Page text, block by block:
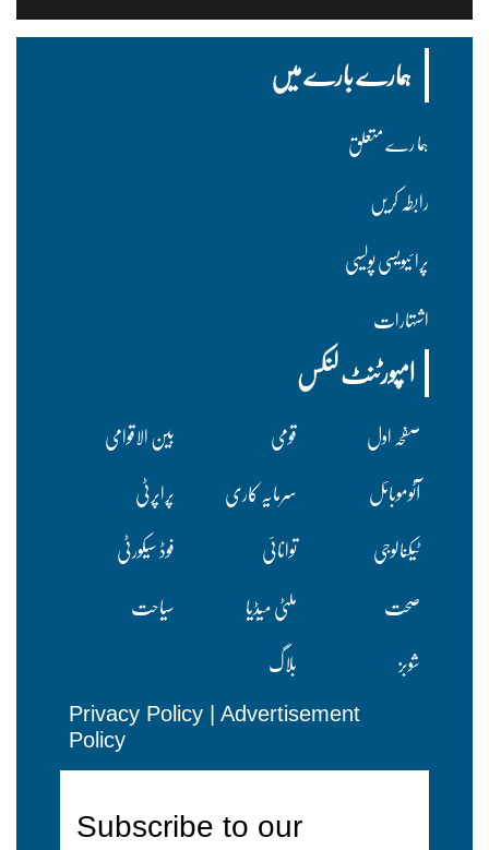
ہمارے بارے میں
ہما رے متعلق
رابطہ کریں
پرا ئیویسی پولسیی
اشتہارات
امپورٹنٹ لنکس
صفحہ اول قومی
بین الاقوامی
آٹوموبائل
سرمایہ کاری
پراپرٹی
ٹیکنالوجی
توانائی
فوڈ سیکورٹی
صحت
ملٹی میڈیا
سیاحت
شوبز
بلاگ
Privacy Policy
Advertisement
Policy
Subscribe to our